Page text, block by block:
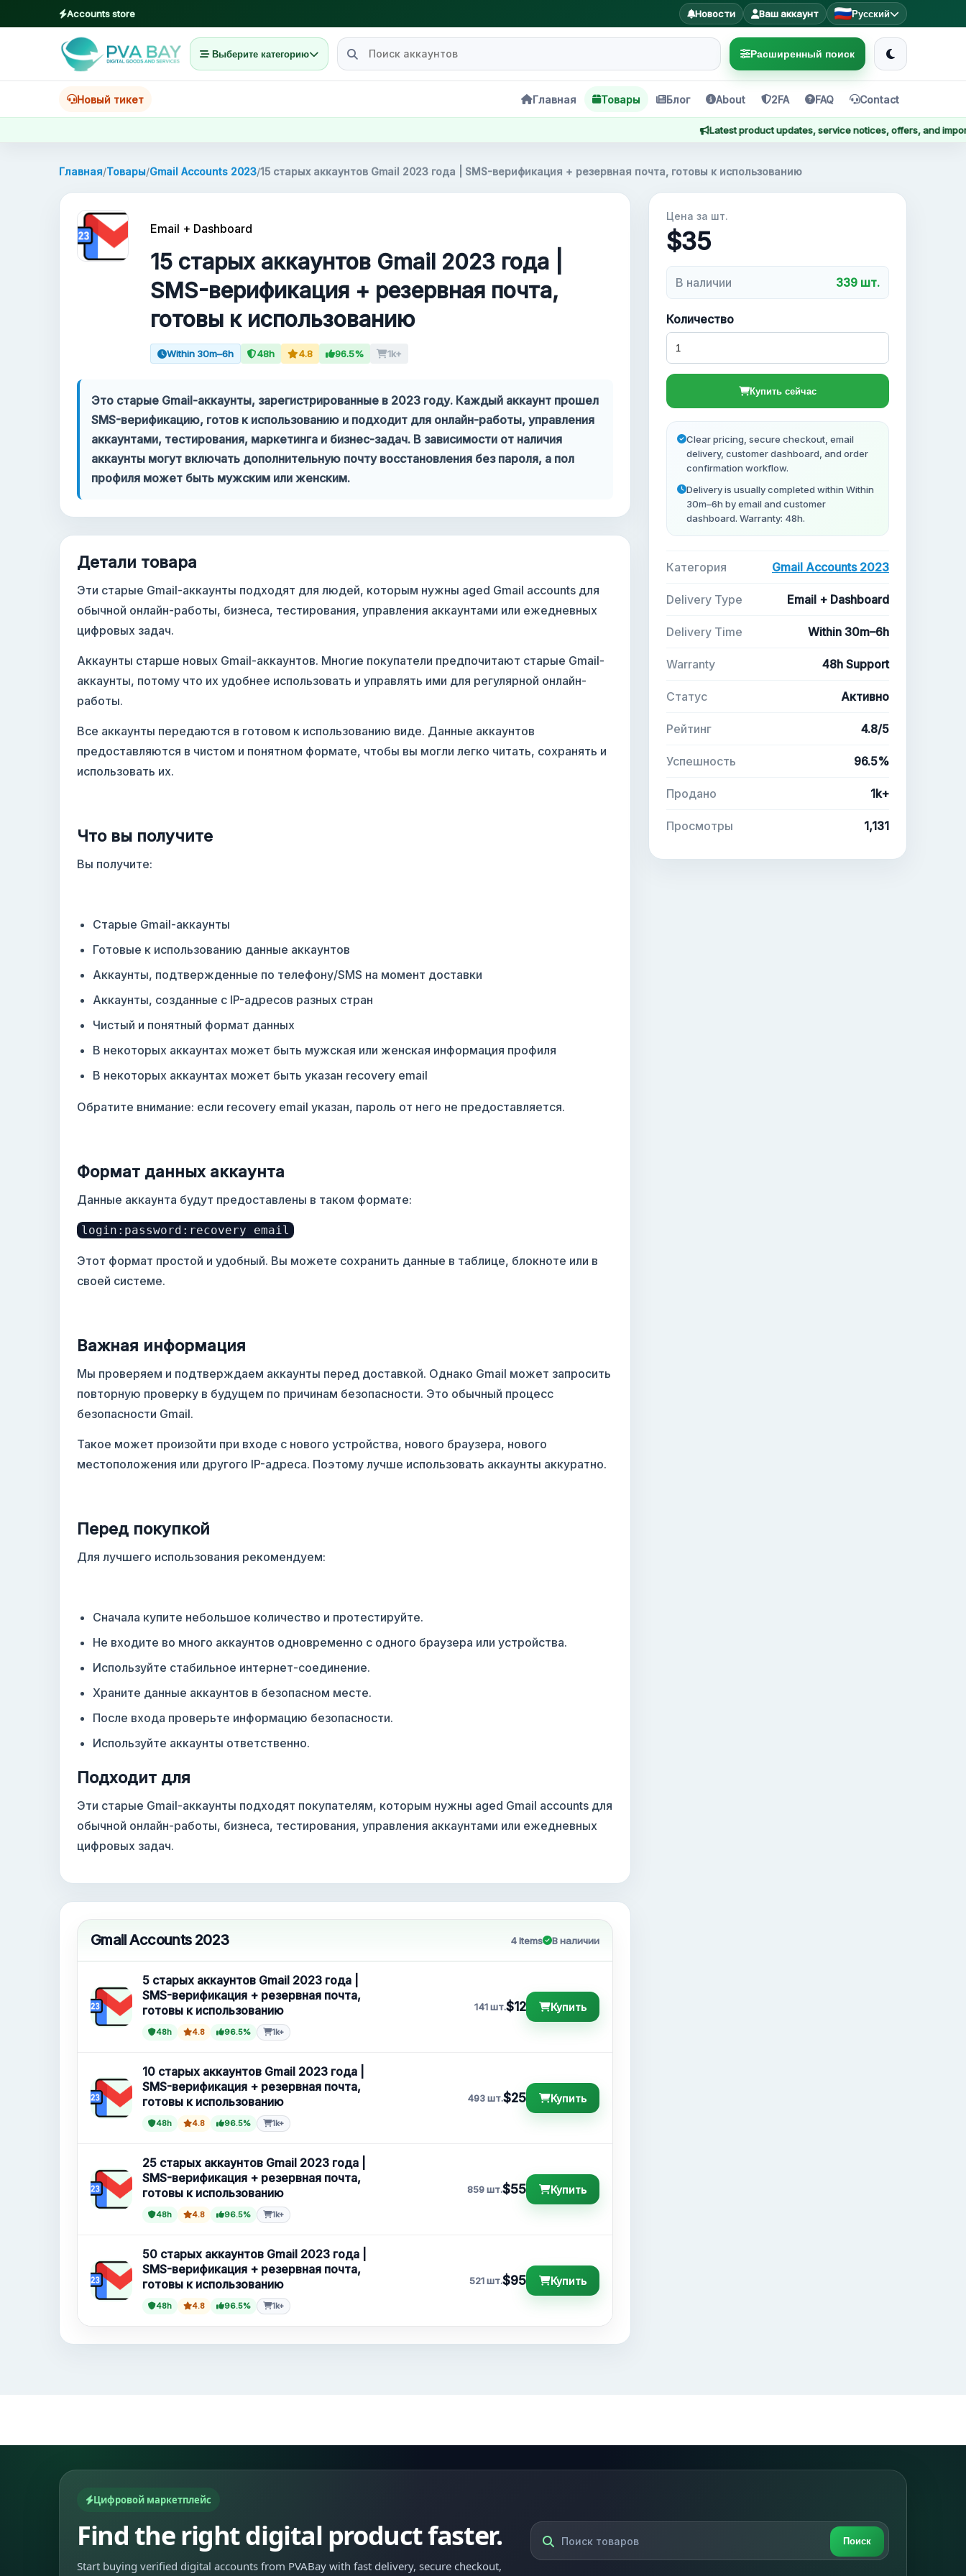
Accounts store Новости Ваш аккаунт Русский
Выберите категорию Расширенный поиск
Новый тикет Главная Товары Блог About 2FA FAQ Contact
Latest product updates, service notices, offers, and important
Главная
About
Поддержка
Google Voice
Аккаунты Gmail 2024
2FA Gmail аккаунты
Аккаунты Gmail 2022
Новые Gmail аккаунты
Главная/Товары/Gmail Accounts 2023/15 старых аккаунтов Gmail 2023 года | SMS-верификация + резервная почта, готовы к использованию
Email + Dashboard
15 старых аккаунтов Gmail 2023 года |
SMS-верификация + резервная почта,
готовы к использованию
Within 30m–6h 48h 4.8 96.5% 1k+
Это старые Gmail-аккаунты, зарегистрированные в 2023 году. Каждый аккаунт прошел
SMS-верификацию, готов к использованию и подходит для онлайн-работы, управления
аккаунтами, тестирования, маркетинга и бизнес-задач. В зависимости от наличия
аккаунты могут включать дополнительную почту восстановления без пароля, а пол
профиля может быть мужским или женским.
Цена за шт.
$35
В наличии 339 шт.
Количество
Купить сейчас
Clear pricing, secure checkout, email
delivery, customer dashboard, and order
confirmation workflow.
Delivery is usually completed within Within
30m–6h by email and customer
dashboard. Warranty: 48h.
Категория Gmail Accounts 2023
Delivery Type Email + Dashboard
Delivery Time Within 30m–6h
Warranty 48h Support
Статус Активно
Рейтинг 4.8/5
Успешность 96.5%
Продано 1k+
Просмотры 1,131
Детали товара
Эти старые Gmail-аккаунты подходят для людей, которым нужны aged Gmail accounts для
обычной онлайн-работы, бизнеса, тестирования, управления аккаунтами или ежедневных
цифровых задач.
Аккаунты старше новых Gmail-аккаунтов. Многие покупатели предпочитают старые Gmail-
аккаунты, потому что их удобнее использовать и управлять ими для регулярной онлайн-
работы.
Все аккаунты передаются в готовом к использованию виде. Данные аккаунтов
предоставляются в чистом и понятном формате, чтобы вы могли легко читать, сохранять и
использовать их.
Что вы получите
Вы получите:
Старые Gmail-аккаунты
Готовые к использованию данные аккаунтов
Аккаунты, подтвержденные по телефону/SMS на момент доставки
Аккаунты, созданные с IP-адресов разных стран
Чистый и понятный формат данных
В некоторых аккаунтах может быть мужская или женская информация профиля
В некоторых аккаунтах может быть указан recovery email
Обратите внимание: если recovery email указан, пароль от него не предоставляется.
Формат данных аккаунта
Данные аккаунта будут предоставлены в таком формате:
login:password:recovery email
Этот формат простой и удобный. Вы можете сохранить данные в таблице, блокноте или в
своей системе.
Важная информация
Мы проверяем и подтверждаем аккаунты перед доставкой. Однако Gmail может запросить
повторную проверку в будущем по причинам безопасности. Это обычный процесс
безопасности Gmail.
Такое может произойти при входе с нового устройства, нового браузера, нового
местоположения или другого IP-адреса. Поэтому лучше использовать аккаунты аккуратно.
Перед покупкой
Для лучшего использования рекомендуем:
Сначала купите небольшое количество и протестируйте.
Не входите во много аккаунтов одновременно с одного браузера или устройства.
Используйте стабильное интернет-соединение.
Храните данные аккаунтов в безопасном месте.
После входа проверьте информацию безопасности.
Используйте аккаунты ответственно.
Подходит для
Эти старые Gmail-аккаунты подходят покупателям, которым нужны aged Gmail accounts для
обычной онлайн-работы, бизнеса, тестирования, управления аккаунтами или ежедневных
цифровых задач.
Gmail Accounts 2023 4 Items В наличии
5 старых аккаунтов Gmail 2023 года |
SMS-верификация + резервная почта,
готовы к использованию
48h 4.8 96.5% 1k+
141 шт.$12 Купить
10 старых аккаунтов Gmail 2023 года |
SMS-верификация + резервная почта,
готовы к использованию
48h 4.8 96.5% 1k+
493 шт.$25 Купить
25 старых аккаунтов Gmail 2023 года |
SMS-верификация + резервная почта,
готовы к использованию
48h 4.8 96.5% 1k+
859 шт.$55 Купить
50 старых аккаунтов Gmail 2023 года |
SMS-верификация + резервная почта,
готовы к использованию
48h 4.8 96.5% 1k+
521 шт.$95 Купить
Цифровой маркетплейс
Find the right digital product faster.
Start buying verified digital accounts from PVABay with fast delivery, secure checkout,
Поиск